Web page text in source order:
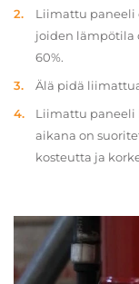
Liimattu paneeli
joiden lämpötila
60%.
Älä pidä
Liimattu paneeli
aikana on
kosteutta ja